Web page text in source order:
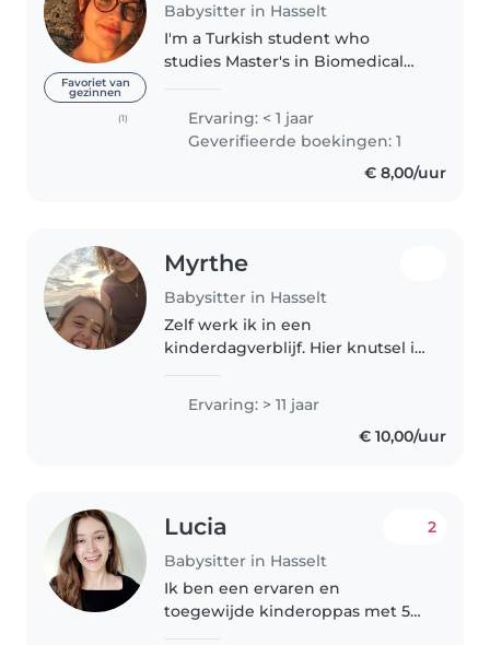
Favoriet van
gezinnen
(1)
Babysitter in Hasselt
I'm a Turkish student who
studies Master's in Biomedical
Belgium for more than a year
now. I love kids, I enjoy spending
time with them and I am..
Ervaring: < 1 jaar
Geverifieerde boekingen: 1
€ 8,00/uur
Myrthe
Babysitter in Hasselt
Zelf werk ik in een
kinderdagverblijf. Hier knutsel ik
vaak spelletjes en doe ik vooral
veel verzorging. Heb ervaring
met babysitten van jong af aan,
Ervaring: > 11 jaar
€ 10,00/uur
Lucia
Babysitter in Hasselt
2
Ik ben een ervaren en
toegewijde kinderoppas met 5